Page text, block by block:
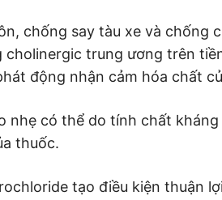
chống say tàu xe và chống
cholinergic trung ương trên
động nhận cảm hóa chất
nhẹ có thể do tính chất
thuốc.
tạo điều kiện thuận